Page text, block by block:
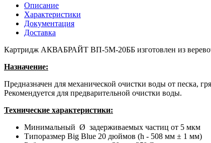
Описание
Характеристики
Документация
Доставка
Картридж АКВАБРАЙТ ВП-5М-20ББ изготовлен из
Назначение:
Предназначен для механической очистки воды от песка,
Рекомендуется для предварительной очистки воды.
Технические характеристики:
Минимальный Ø задерживаемых частиц от 5 мкм
Типоразмер Big Blue 20 дюймов (h - 508 мм ± 1 мм)